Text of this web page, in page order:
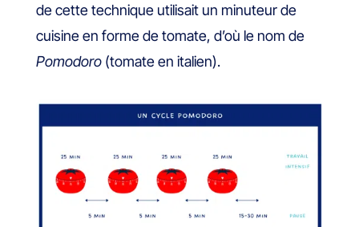
de cette technique utilisait un minuteur de
cuisine en forme de tomate, d’où le nom de
Pomodoro(tomate en italien).